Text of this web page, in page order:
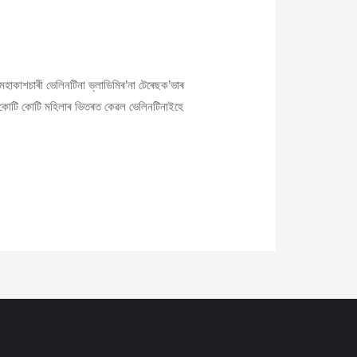
ভেলিনটিনা ভ্‌লাডিমিৰ’না টেৰেছক’ভাৰ
কোটি মহিলাৰ ভিতৰত কেৱল ভেলিনটিনাইহে